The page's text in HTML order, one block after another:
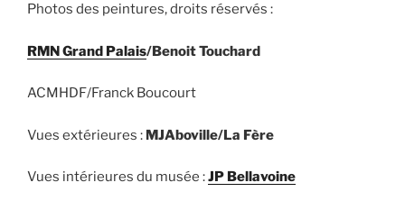
Photos des peintures, droits réservés :
RMN Grand Palais/Benoit Touchard
ACMHDF/Franck Boucourt
Vues extérieures : MJAboville/La Fère
Vues intérieures du musée :JP Bellavoine